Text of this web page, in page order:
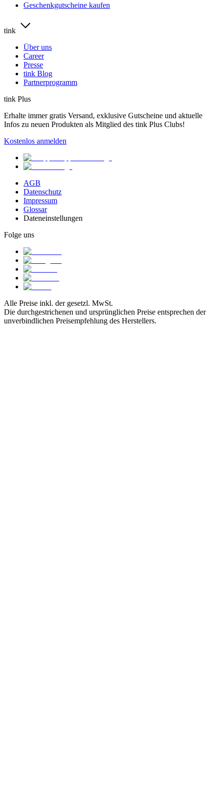
Geschenkgutscheine kaufen
tink
Über uns
Career
Presse
tink Blog
Partnerprogramm
tink Plus
Erhalte immer gratis Versand, exklusive Gutscheine und aktuelle
Infos zu neuen Produkten als Mitglied des tink Plus Clubs!
Kostenlos anmelden
AGB
Datenschutz
Impressum
Glossar
Dateneinstellungen
Folge uns
Alle Preise inkl. der gesetzl. MwSt.
Die durchgestrichenen und ursprünglichen Preise entsprechen der
unverbindlichen Preisempfehlung des Herstellers.